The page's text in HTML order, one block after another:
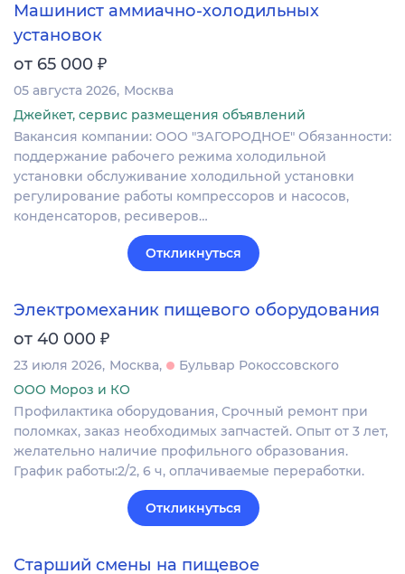
Машинист аммиачно-холодильных
установок
от 65 000 ₽
05 августа 2026 Москва
Джейкет, сервис размещения объявлений
Вакансия компании: ООО "ЗАГОРОДНОЕ" Обязанности:
поддержание рабочего режима холодильной
установки обслуживание холодильной установки
регулирование работы компрессоров и насосов,
конденсаторов, ресиверов…
Откликнуться
Электромеханик пищевого оборудования
от 40 000 ₽
23 июля 2026 Москва
Бульвар Рокоссовского
ООО Мороз и КО
Профилактика оборудования, Срочный ремонт при
поломках, заказ необходимых запчастей. Опыт от 3 лет,
желательно наличие профильного образования.
График работы:2/2, 6 ч, оплачиваемые переработки.
Откликнуться
Старший смены на пищевое